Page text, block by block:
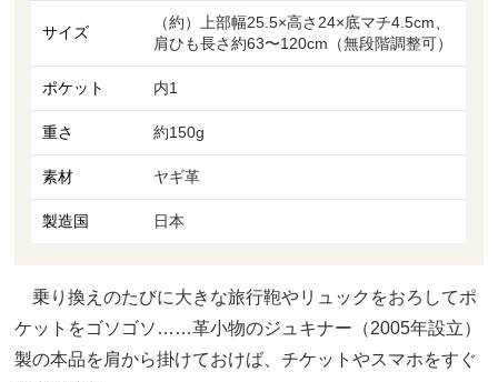
サイズ
（約）上部幅25.5×高さ24×底マチ4.5cm、
肩ひも長さ約63〜120cm（無段階調整可）
ポケット 内1
重さ 約150g
素材 ヤギ革
製造国 日本
乗り換えのたびに大きな旅行鞄やリュックをおろしてポ
ケットをゴソゴソ……革小物のジュキナー（2005年設立）
製の本品を肩から掛けておけば、チケットやスマホをすぐ